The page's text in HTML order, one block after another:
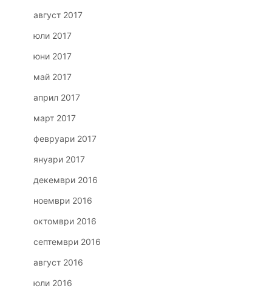
август 2017
юли 2017
юни 2017
май 2017
април 2017
март 2017
февруари 2017
януари 2017
декември 2016
ноември 2016
октомври 2016
септември 2016
август 2016
юли 2016